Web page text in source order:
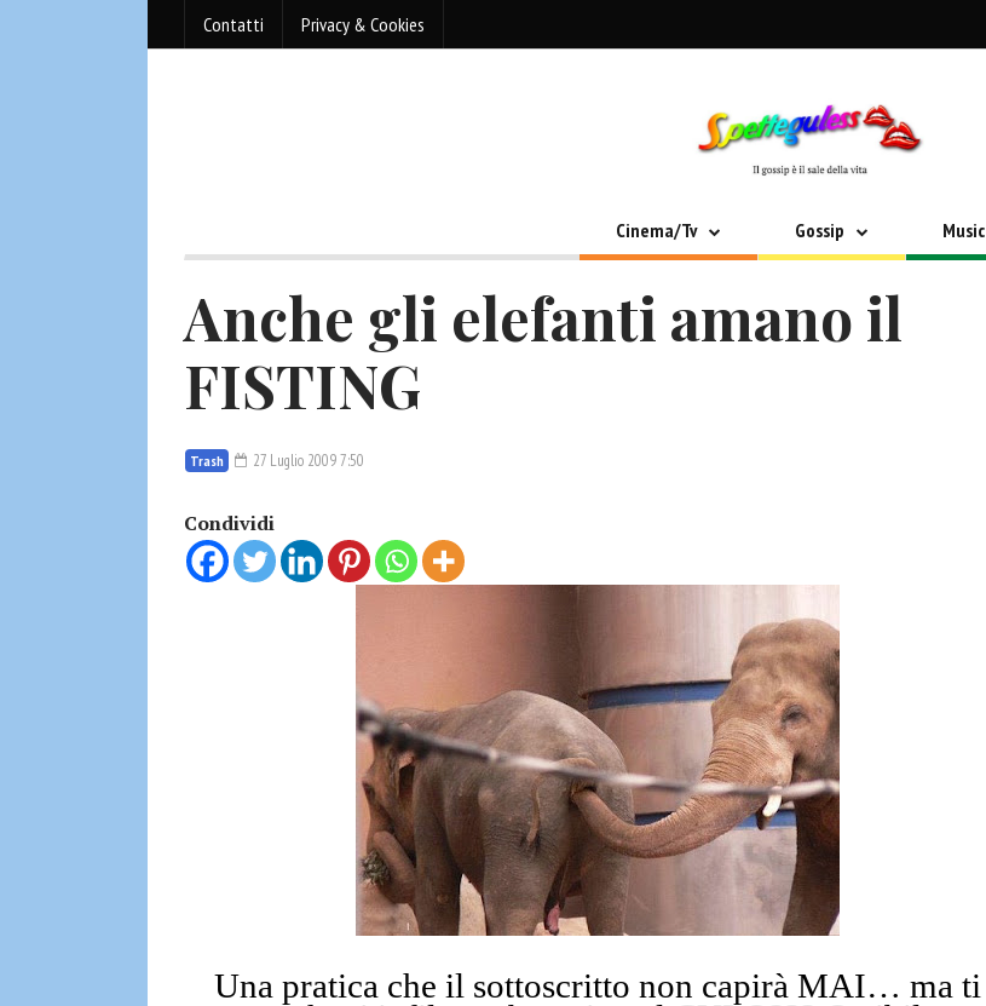
Contatti Privacy & Cookies
Cinema/Tv Gossip Music
Anche gli elefanti amano il
FISTING
Trash 27 Luglio 2009 7:50
Condividi
Una pratica che il sottoscritto non capirà MAI… ma ti